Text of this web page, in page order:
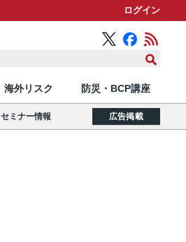
ログイン
海外リスク 防災・BCP講座
セミナー情報 広告掲載